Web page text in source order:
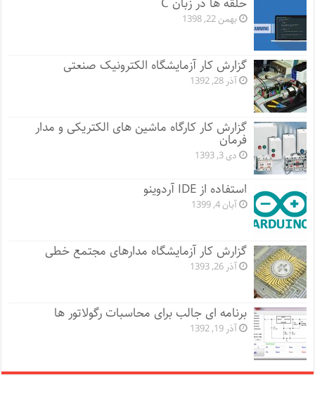
حلقه ها در زبان C
بهمن 22, 1398
گزارش کار آزمایشگاه الکترونیک صنعتی
آذر 28, 1392
گزارش کار کارگاه ماشین های الکتریکی و مدار
فرمان
دی 3, 1393
استفاده از IDE آردوینو
آبان 4, 1399
گزارش کار آزمایشگاه مدارهای مجتمع خطی
آذر 26, 1393
برنامه ای جالب برای محاسبات رگولاتور ها
آذر 19, 1392